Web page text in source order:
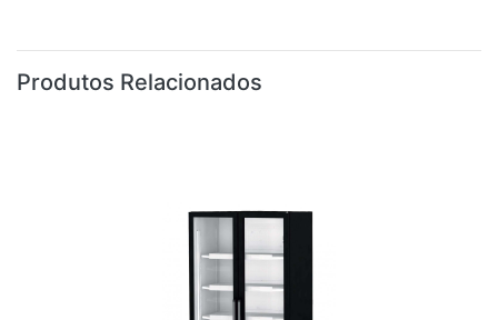
Produtos Relacionados